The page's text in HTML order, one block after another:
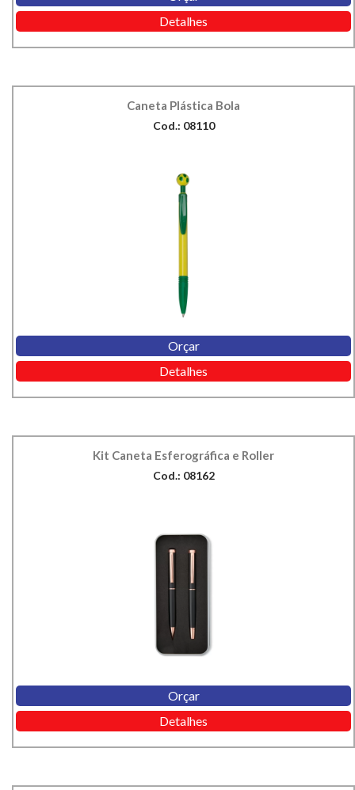
Detalhes
Caneta Plástica Bola
Cod.: 08110
Orçar
Detalhes
Kit Caneta Esferográfica e Roller
Cod.: 08162
Orçar
Detalhes